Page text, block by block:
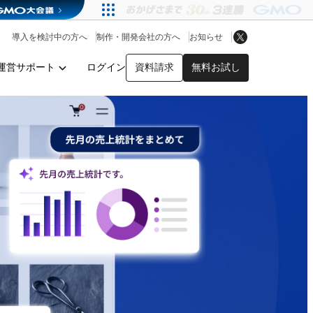
営サポート ログイン 資料請求 無料お試し
導入を検討中の方へ 制作・開発会社の方へ お知らせ
アプリストア